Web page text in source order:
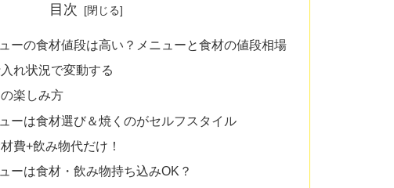
目次
ーの食材値段は高い？メニューと食材の値段相場
れ状況で変動する
楽しみ方
ーは食材選び＆焼くのがセルフスタイル
費+飲み物代だけ！
ーは食材・飲み物持ち込みOK？